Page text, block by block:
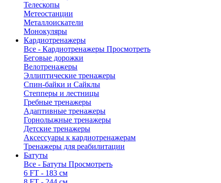
Телескопы
Метеостанции
Металлоискатели
Монокуляры
Кардиотренажеры
Все - Кардиотренажеры Просмотреть
Беговые дорожки
Велотренажеры
Эллиптические тренажеры
Спин-байки и Сайклы
Степперы и лестницы
Гребные тренажеры
Адаптивные тренажеры
Горнолыжные тренажеры
Детские тренажеры
Аксессуары к кардиотренажерам
Тренажеры для реабилитации
Батуты
Все - Батуты Просмотреть
6 FT - 183 см